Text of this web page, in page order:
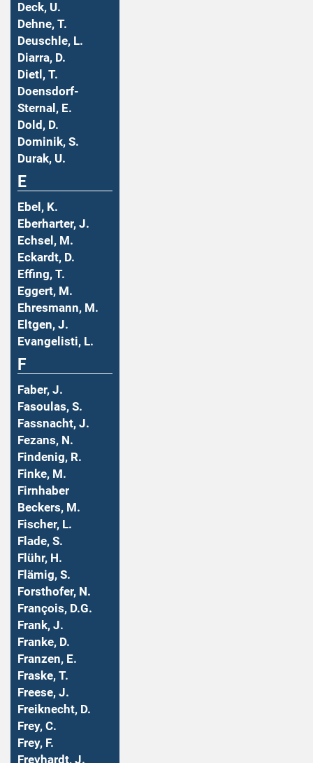
Deck, U.
Dehne, T.
Deuschle, L.
Diarra, D.
Dietl, T.
Doensdorf-
Sternal, E.
Dold, D.
Dominik, S.
Durak, U.
E
Ebel, K.
Eberharter, J.
Echsel, M.
Eckardt, D.
Effing, T.
Eggert, M.
Ehresmann, M.
Eltgen, J.
Evangelisti, L.
F
Faber, J.
Fasoulas, S.
Fassnacht, J.
Fezans, N.
Findenig, R.
Finke, M.
Firnhaber
Beckers, M.
Fischer, L.
Flade, S.
Flühr, H.
Flämig, S.
Forsthofer, N.
François, D.G.
Frank, J.
Franke, D.
Franzen, E.
Fraske, T.
Freese, J.
Freiknecht, D.
Frey, C.
Frey, F.
Freyhardt, J.